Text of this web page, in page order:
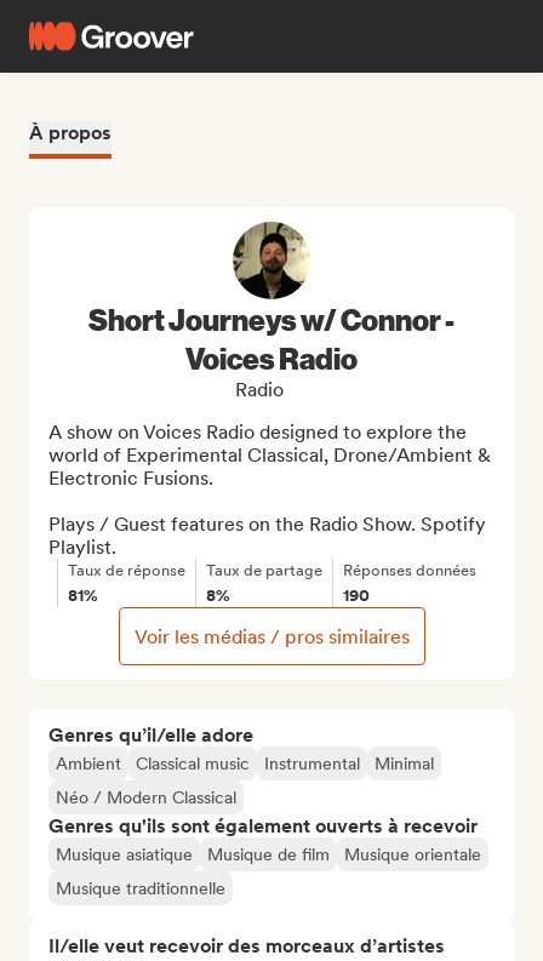
À propos
Genres qu’il/elle adore
Ambient Classical music Instrumental
Minimal
Néo / Modern Classical
Genres qu'ils sont également ouverts à recevoir
Musique asiatique Musique de film
Musique orientale
Musique traditionnelle
Il/elle veut recevoir des morceaux d’artistes
Short Journeys w/ Connor -
Voices Radio
Radio
A show on Voices Radio designed to explore the
world of Experimental Classical, Drone/Ambient &
Electronic Fusions.
Plays / Guest features on the Radio Show. Spotify
Playlist.
Taux de réponse
81%
Taux de partage
8%
Réponses données
190
Voir les médias / pros similaires